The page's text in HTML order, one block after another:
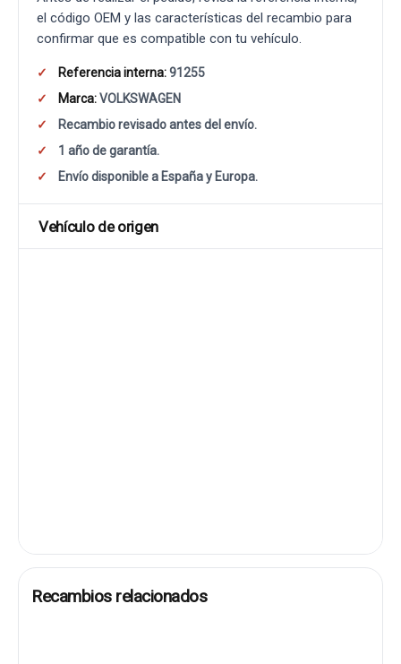
el código OEM y las características del recambio para
confirmar que es compatible con tu vehículo.
Referencia interna:91255
Marca:VOLKSWAGEN
Recambio revisado antes del envío.
1 año de garantía.
Envío disponible a España y Europa.
Vehículo de origen
Recambios relacionados